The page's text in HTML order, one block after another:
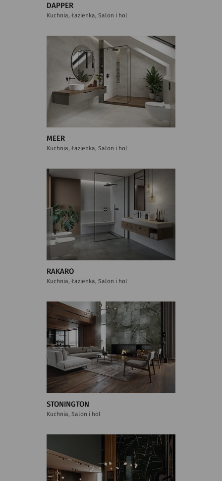
DAPPER
Kuchnia, Łazienka, Salon i hol
MEER
Kuchnia, Łazienka, Salon i hol
RAKARO
Kuchnia, Łazienka, Salon i hol
STONINGTON
Kuchnia, Salon i hol